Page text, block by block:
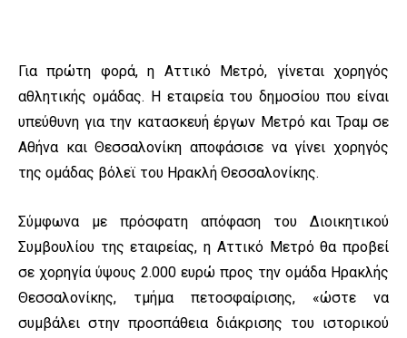
Για πρώτη φορά, η Αττικό Μετρό, γίνεται χορηγός
αθλητικής ομάδας. Η εταιρεία του δημοσίου που είναι
υπεύθυνη για την κατασκευή έργων Μετρό και Τραμ σε
Αθήνα και Θεσσαλονίκη αποφάσισε να γίνει χορηγός
της ομάδας βόλεϊ του Ηρακλή Θεσσαλονίκης.
Σύμφωνα με πρόσφατη απόφαση του Διοικητικού
Συμβουλίου της εταιρείας, η Αττικό Μετρό θα προβεί
σε χορηγία ύψους 2.000 ευρώ προς την ομάδα Ηρακλής
Θεσσαλονίκης, τμήμα πετοσφαίρισης, «ώστε να
συμβάλει στην προσπάθεια διάκρισης του ιστορικού